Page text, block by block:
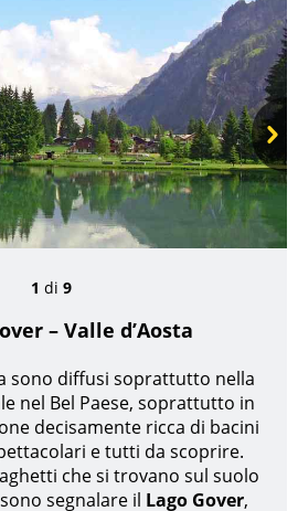
Next
1 di 9
– Valle d’Aosta
sono diffusi soprattutto nella
nel Bel Paese, soprattutto in
decisamente ricca di bacini
e tutti da scoprire.
che si trovano sul suolo
segnalare il Lago Gover,